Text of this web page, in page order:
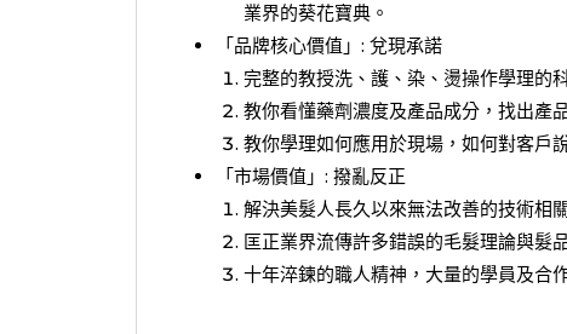
業界的葵花寶典。
「品牌核心價值」: 兌現承諾
完整的教授洗、護、染、燙操作學理的
教你看懂藥劑濃度及產品成分，找出產
教你學理如何應用於現場，如何對客戶
「市場價值」: 撥亂反正
解決美髮人長久以來無法改善的技術相
匡正業界流傳許多錯誤的毛髮理論與髮
十年淬鍊的職人精神，大量的學員及合